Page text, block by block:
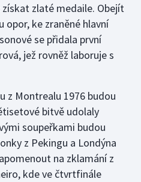
zlaté medaile. Obejít
opor, ke zraněné hlavní
se přidala první
jež rovněž laboruje s
z Montrealu 1976 budou
bitvě udolaly
soupeřkami budou
z Pekingu a Londýna
na zklamání z
kde ve čtvrtfinále